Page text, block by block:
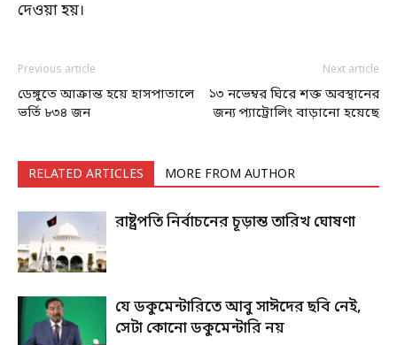
দেওয়া হয়।
Previous article
ডেঙ্গুতে আক্রান্ত হয়ে হাসপাতালে
ভর্তি ৮৩৪ জন
Next article
১৩ নভেম্বর ঘিরে শক্ত অবস্থানের
জন্য প্যাট্রোলিং বাড়ানো হয়েছে
RELATED ARTICLES MORE FROM AUTHOR
রাষ্ট্রপতি নির্বাচনের চূড়ান্ত তারিখ ঘোষণা
যে ডকুমেন্টারিতে আবু সাঈদের ছবি নেই,
সেটা কোনো ডকুমেন্টারি নয়